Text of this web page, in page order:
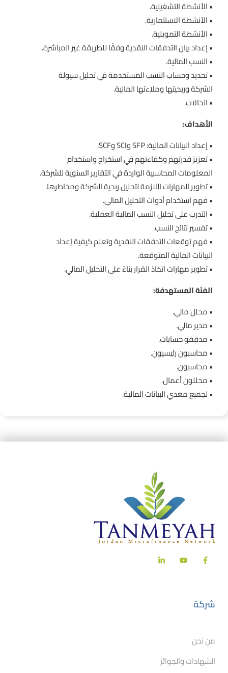
• الأنشطة التشغيلية.
• الأنشطة الاستثمارية.
• الأنشطة التمويلية.
• إعداد بيان التدفقات النقدية وفقًا للطريقة غير المباشرة.
• النسب المالية.
• تحديد وحساب النسب المستخدمة في تحليل سيولة
الشركة وربحيتها وملاءتها المالية.
• الحالات.
الأهداف:
• إعداد البيانات المالية: SFP وSCI وSCF.
• تعزيز قدرتهم وكفاءتهم في استخراج واستخدام
المعلومات المحاسبية الواردة في التقارير السنوية للشركة.
• تطوير المهارات اللازمة لتحليل ربحية الشركة ومخاطرها.
• فهم استخدام أدوات التحليل المالي.
• التدرب على تحليل النسب المالية العملية.
• تفسير نتائج النسب.
• فهم توقعات التدفقات النقدية وتعلم كيفية إعداد
البيانات المالية المتوقعة.
• تطوير مهارات اتخاذ القرار بناءً على التحليل المالي.
الفئة المستهدفة:
• محلل مالي.
• مدير مالي.
• مدققو حسابات.
• محاسبون رئيسيون.
• محاسبون.
• محللون أعمال.
• لجميع معدي البيانات المالية.
شركة
من نحن
الشهادات والجوائز